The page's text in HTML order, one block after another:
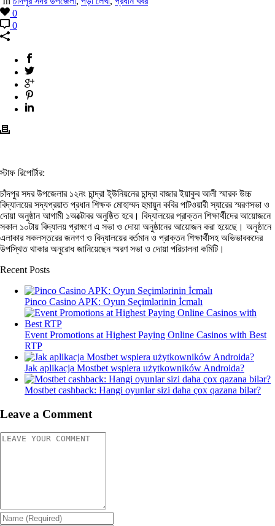
0
0
স্টাফ রিপোর্টার:
চাঁদপুর সদর উপজেলার ১২নং চান্দ্রা ই্উনিয়নের চান্দ্রা বাজার ইয়াকুব আলী স্মারক উচ্চ
বিদ্যালয়ের সদ্যপ্রয়াত প্রধান শিক্ষক মোহাম্মদ হুমায়ুন কবির পাটওয়ারী স্যারের স্মরণসভা ও
দোয়া অনুষ্ঠান আগামী ১অক্টোবর অনুষ্ঠিত হবে। বিদ্যালয়ের প্রাক্তন শিক্ষার্থীদের আয়োজনে
সকাল ১০টায় বিদ্যালয় প্রাঙ্গণে এ সভা ও দোয়া অনুষ্ঠানের আয়োজন করা হয়েছে। অনুষ্ঠানে
এলাকার সকলস্তরের জনগণ ও বিদ্যালয়ের বর্তমান ও প্রাক্তন শিক্ষার্থীসহ অভিভাবকদের
উপস্থিত থাকার অনুরোধ জানিয়েছেন স্মরণ সভা ও দোয়া পরিচালনা কমিটি।
Recent Posts
Pinco Casino APK: Oyun Seçimlərinin İcmalı
Event Promotions at Highest Paying Online Casinos with Best
RTP
Jak aplikacja Mostbet wspiera użytkowników Androida?
Mostbet cashback: Hangi oyunlar sizi daha çox qazana bilər?
Leave a Comment